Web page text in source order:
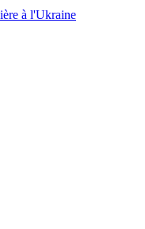
à l'Ukraine